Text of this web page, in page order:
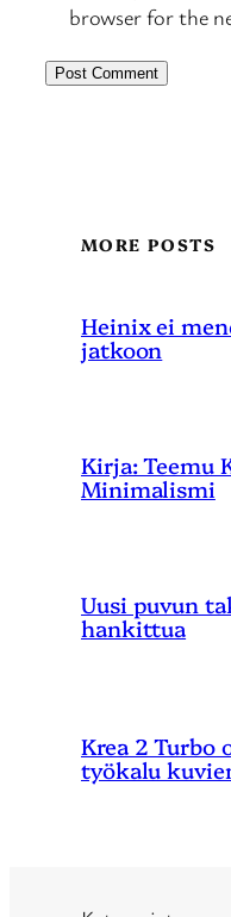
browser for the
MORE POSTS
Heinix ei
jatkoon
Kirja: Teemu
Minimalismi
Uusi puvun
hankittua
Krea 2 Turbo
työkalu